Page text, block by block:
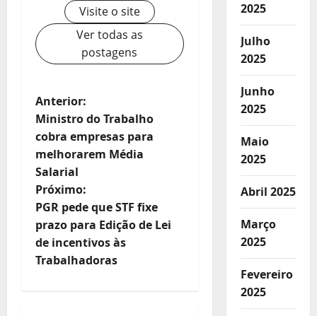
Visite o site
Ver todas as
postagens
N
a
v
e
g
a
ç
ã
Anterior:
Ministro do Trabalho
cobra empresas para
melhorarem Média
Salarial
Próximo:
PGR pede que STF fixe
prazo para Edição de Lei
de incentivos às
Trabalhadoras
2025
Julho
2025
Junho
2025
Maio
2025
Abril 2025
Março
2025
Fevereiro
2025